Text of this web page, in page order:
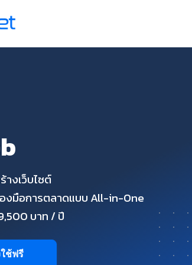
งเว็บไซต์
งมือการตลาดแบบ All-in-One
บาท / ปี
ช้ฟรี